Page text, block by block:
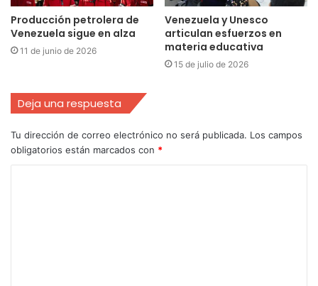
Producción petrolera de
Venezuela sigue en alza
11 de junio de 2026
Venezuela y Unesco
articulan esfuerzos en
materia educativa
15 de julio de 2026
Deja una respuesta
Tu dirección de correo electrónico no será publicada. Los campos
obligatorios están marcados con *